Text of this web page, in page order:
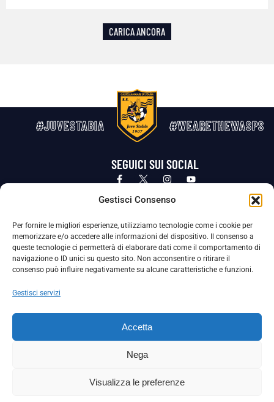
Gestisci Consenso
Per fornire le migliori esperienze, utilizziamo tecnologie come i cookie per
memorizzare e/o accedere alle informazioni del dispositivo. Il consenso a
queste tecnologie ci permetterà di elaborare dati come il comportamento di
navigazione o ID unici su questo sito. Non acconsentire o ritirare il
consenso può influire negativamente su alcune caratteristiche e funzioni.
Gestisci servizi
Accetta
Nega
Visualizza le preferenze
CARICA ANCORA
#JUVESTABIA #WEARETHEWASPS
SEGUICI SUI SOCIAL
Privacy Policy Cookie Policy
La Società ha nominato il Responsabile della Protezione dei Dati Personali (DPO), figura specializzata che vigila sulle modalità
adottate dalla nostra Società per tutelare i Suoi dati personali.
Per contattare il DPO può scrivere a
La Società ha inoltre adottato un proprio Codice Etico, consultabile al seguente link:
Scarica il Codice Etico